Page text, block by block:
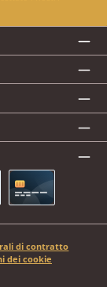
di contratto
dei cookie